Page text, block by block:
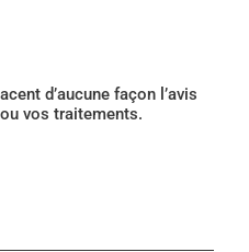
d’aucune façon l’avis
vos traitements.